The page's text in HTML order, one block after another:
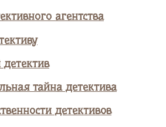
агентства
тайна детектива
детективов